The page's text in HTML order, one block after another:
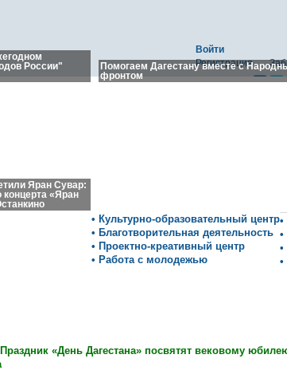
Войти
Регистрация
России"
Помогаем Дагестану вместе с
фронтом
Яран Сувар:
концерта «Яран
• Культурно-образовательный центр
• Благотворительная деятельность
• Проектно-креативный центр
• Работа с молодежью
«День Дагестана» посвятят вековому